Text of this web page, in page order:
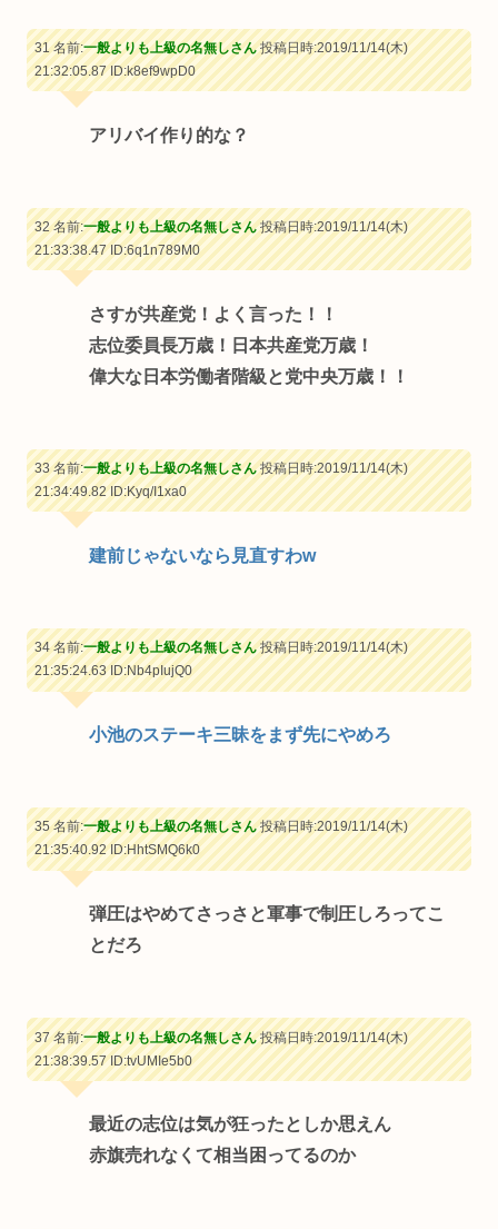
31 名前:一般よりも上級の名無しさん投稿日時:2019/11/14(木)
21:32:05.87ID:k8ef9wpD0
アリバイ作り的な？
32 名前:一般よりも上級の名無しさん投稿日時:2019/11/14(木)
21:33:38.47ID:6q1n789M0
さすが共産党！よく言った！！
志位委員長万歳！日本共産党万歳！
偉大な日本労働者階級と党中央万歳！！
33 名前:一般よりも上級の名無しさん投稿日時:2019/11/14(木)
21:34:49.82ID:Kyq/I1xa0
建前じゃないなら見直すわw
34 名前:一般よりも上級の名無しさん投稿日時:2019/11/14(木)
21:35:24.63ID:Nb4pIujQ0
小池のステーキ三昧をまず先にやめろ
35 名前:一般よりも上級の名無しさん投稿日時:2019/11/14(木)
21:35:40.92ID:HhtSMQ6k0
弾圧はやめてさっさと軍事で制圧しろってこ
とだろ
37 名前:一般よりも上級の名無しさん投稿日時:2019/11/14(木)
21:38:39.57ID:tvUMIe5b0
最近の志位は気が狂ったとしか思えん
赤旗売れなくて相当困ってるのか